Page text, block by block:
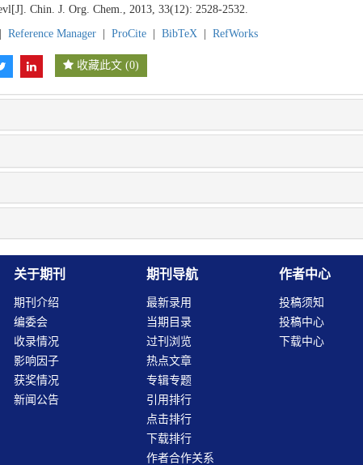
Chin. J. Org. Chem., 2013, 33(12): 2528-2532.
Reference Manager ProCite BibTeX RefWorks
收藏此文 (0)
关于期刊
期刊介绍
编委会
收录情况
影响因子
获奖情况
新闻公告
期刊导航
最新录用
当期目录
过刊浏览
热点文章
专辑专题
引用排行
点击排行
下载排行
作者合作关系
作者中心
投稿须知
投稿中心
下载中心